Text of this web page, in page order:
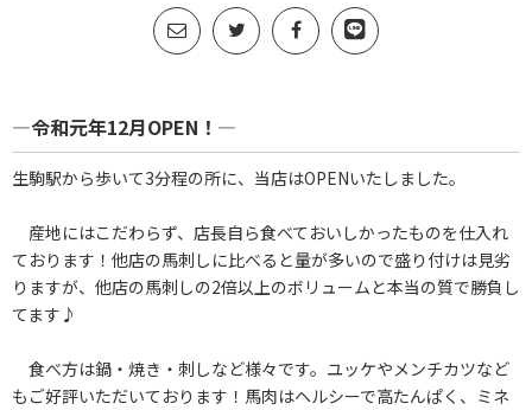
―令和元年12月OPEN！―
生駒駅から歩いて3分程の所に、当店はOPENいたしました。
産地にはこだわらず、店長自ら食べておいしかったものを仕入れ
ております！他店の馬刺しに比べると量が多いので盛り付けは見劣
りますが、他店の馬刺しの2倍以上のボリュームと本当の質で勝負し
てます♪
食べ方は鍋・焼き・刺しなど様々です。ユッケやメンチカツなど
もご好評いただいております！馬肉はヘルシーで高たんぱく、ミネ